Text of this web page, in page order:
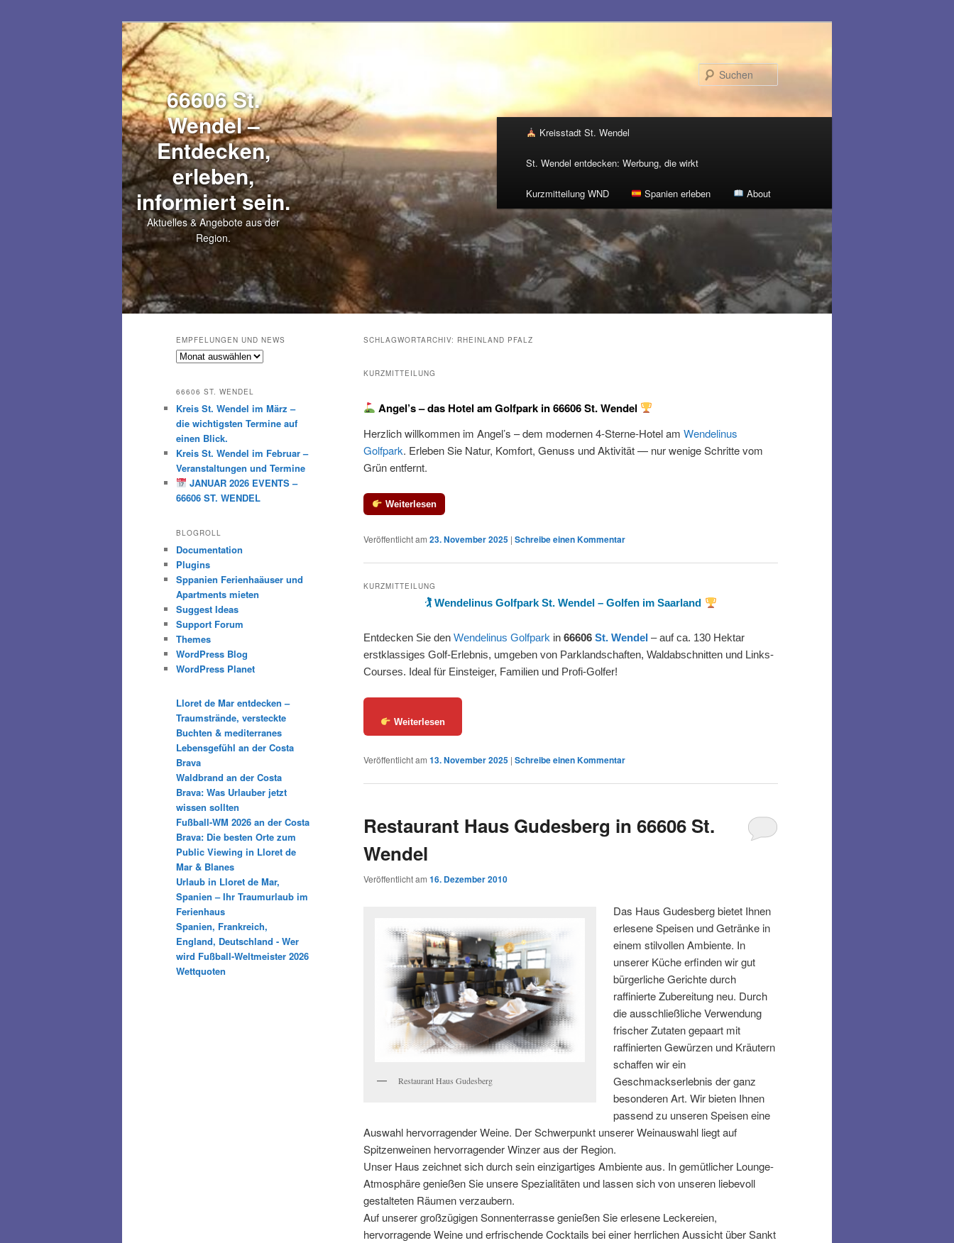
66606 St.
Wendel –
Entdecken,
erleben,
informiert sein.
Aktuelles & Angebote aus der
Region.
Suchen
HauptmenüKreisstadt St. Wendel
St. Wendel entdecken: Werbung, die wirkt
Kurzmitteilung WND Spanien erleben About
SCHLAGWORTARCHIV: RHEINLAND PFALZ
KURZMITTEILUNG
Angel’s – das Hotel am Golfpark in 66606 St. Wendel
Herzlich willkommen im Angel’s – dem modernen 4‑Sterne‑Hotel am Wendelinus
Golfpark. Erleben Sie Natur, Komfort, Genuss und Aktivität — nur wenige Schritte vom
Grün entfernt.
Weiterlesen
Veröffentlicht am 23. November 2025 | Schreibe einen Kommentar
KURZMITTEILUNG
🏌 Wendelinus Golfpark St. Wendel – Golfen im Saarland
Entdecken Sie den Wendelinus Golfpark in 66606 St. Wendel – auf ca. 130 Hektar
erstklassiges Golf-Erlebnis, umgeben von Parklandschaften, Waldabschnitten und Links-
Courses. Ideal für Einsteiger, Familien und Profi-Golfer!
Weiterlesen
Veröffentlicht am 13. November 2025 | Schreibe einen Kommentar
Restaurant Haus Gudesberg in 66606 St.
Wendel
Veröffentlicht am 16. Dezember 2010
Restaurant Haus Gudesberg
Das Haus Gudesberg bietet Ihnen
erlesene Speisen und Getränke in
einem stilvollen Ambiente. In
unserer Küche erfinden wir gut
bürgerliche Gerichte durch
raffinierte Zubereitung neu. Durch
die ausschließliche Verwendung
frischer Zutaten gepaart mit
raffinierten Gewürzen und Kräutern
schaffen wir ein
Geschmackserlebnis der ganz
besonderen Art. Wir bieten Ihnen
passend zu unseren Speisen eine
Auswahl hervorragender Weine. Der Schwerpunkt unserer Weinauswahl liegt auf
Spitzenweinen hervorragender Winzer aus der Region.
Unser Haus zeichnet sich durch sein einzigartiges Ambiente aus. In gemütlicher Lounge-
Atmosphäre genießen Sie unsere Spezialitäten und lassen sich von unseren liebevoll
gestalteten Räumen verzaubern.
Auf unserer großzügigen Sonnenterrasse genießen Sie erlesene Leckereien,
hervorragende Weine und erfrischende Cocktails bei einer herrlichen Aussicht über Sankt
EMPFELUNGEN UND NEWS
Empfelungen
66606 ST. WENDEL
Kreis St. Wendel im März –
die wichtigsten Termine auf
einen Blick.
Kreis St. Wendel im Februar –
Veranstaltungen und Termine
JANUAR 2026 EVENTS –
66606 ST. WENDEL
BLOGROLL
Documentation
Plugins
Sppanien Ferienhaäuser und
Apartments mieten
Suggest Ideas
Support Forum
Themes
WordPress Blog
WordPress Planet
Lloret de Mar entdecken –
Traumstrände, versteckte
Buchten & mediterranes
Lebensgefühl an der Costa
Brava
Waldbrand an der Costa
Brava: Was Urlauber jetzt
wissen sollten
Fußball-WM 2026 an der Costa
Brava: Die besten Orte zum
Public Viewing in Lloret de
Mar & Blanes
Urlaub in Lloret de Mar,
Spanien – Ihr Traumurlaub im
Ferienhaus
Spanien, Frankreich,
England, Deutschland - Wer
wird Fußball-Weltmeister 2026
Wettquoten